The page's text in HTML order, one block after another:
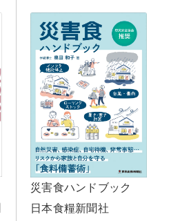
災害食ハンドブック
日本食糧新聞社